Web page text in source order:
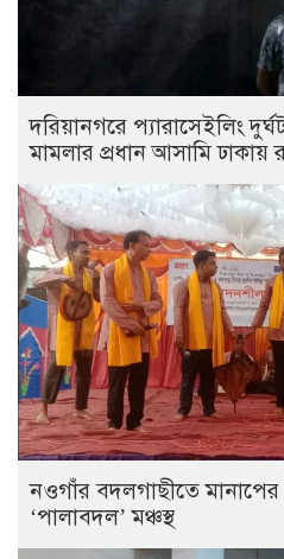
দরিয়ানগরে প্যারাসেইলিং
মামলার প্রধান আসামি ঢাকায়
নওগাঁর বদলগাছীতে
‘পালাবদল’ মঞ্চস্থ